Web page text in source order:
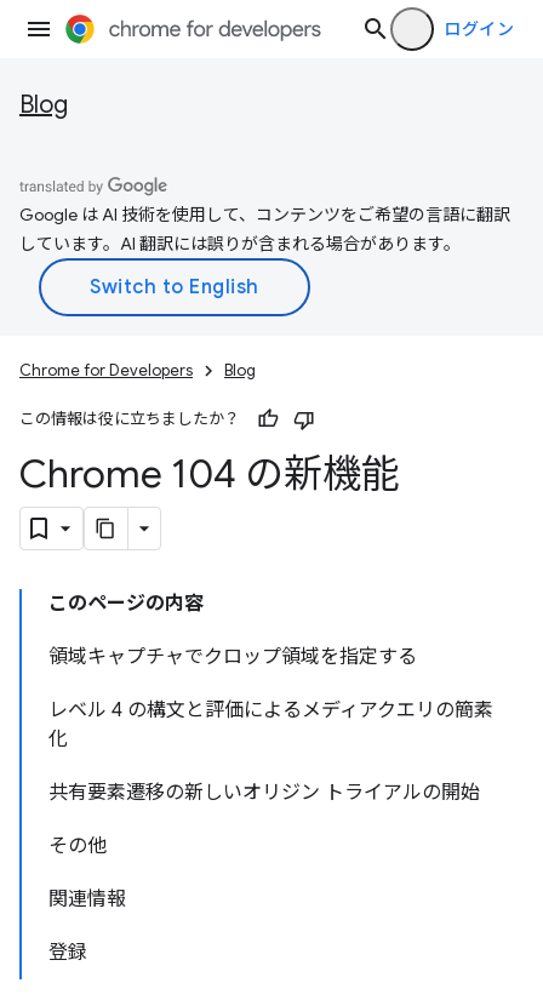
ログイン
Blog
Google は AI 技術を使用して、コンテンツをご希望の言語に翻訳
しています。AI 翻訳には誤りが含まれる場合があります。
Chrome for Developers Blog
この情報は役に立ちましたか？
Chrome 104 の新機能
このページの内容
領域キャプチャでクロップ領域を指定する
レベル 4 の構文と評価によるメディアクエリの簡素
化
共有要素遷移の新しいオリジン トライアルの開始
その他
関連情報
登録